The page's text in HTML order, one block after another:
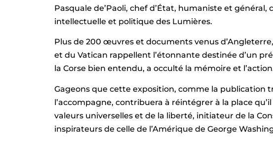
Pasquale de’Paoli, chef d’État, humaniste et général,
intellectuelle et politique des Lumières.
Plus de 200 œuvres et documents venus d’Angleterre,
et du Vatican rappellent l’étonnante destinée d’un
la Corse bien entendu, a occulté la mémoire et
Gageons que cette exposition, comme la publication
l’accompagne, contribuera à réintégrer à la place
valeurs universelles et de la liberté, initiateur de la
inspirateurs de celle de l’Amérique de George